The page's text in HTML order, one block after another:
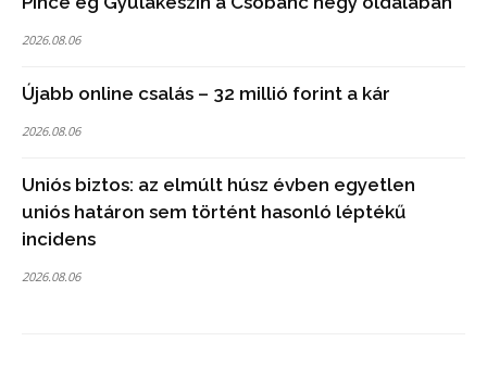
2026.08.06
Újabb online csalás – 32 millió forint a kár
2026.08.06
Uniós biztos: az elmúlt húsz évben egyetlen
uniós határon sem történt hasonló léptékű
incidens
2026.08.06